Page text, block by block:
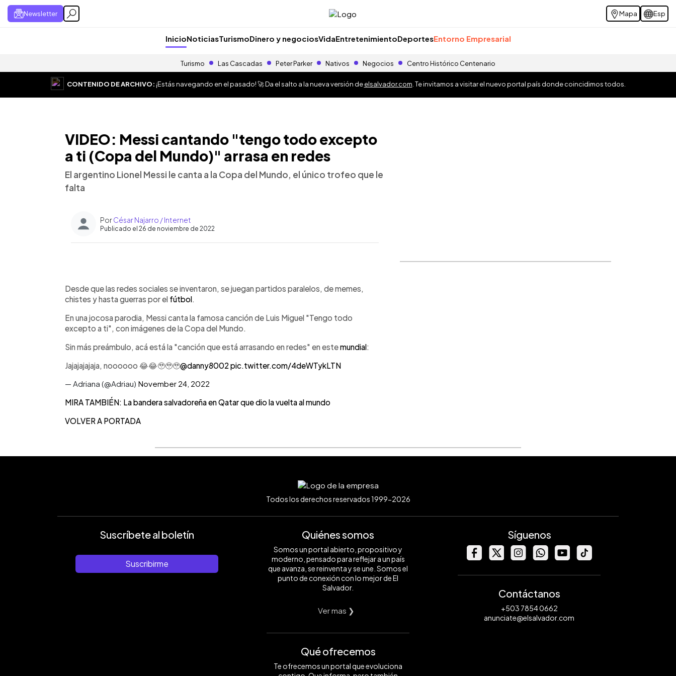
Newsletter Mapa Esp
InicioNoticiasTurismoDinero y negociosVidaEntretenimientoDeportesEntorno Empresarial
Turismo Las Cascadas Peter Parker Nativos Negocios Centro Histórico Centenario
CONTENIDO DE ARCHIVO:¡Estás navegando en el pasado! 🚀 Da el salto a la nueva versión deelsalvador.com . Te invitamos a visitar el nuevo portal país donde coincidimos todos.
VIDEO: Messi cantando "tengo todo excepto
a ti (Copa del Mundo)" arrasa en redes
El argentino Lionel Messi le canta a la Copa del Mundo, el único trofeo que le
falta
PorCésar Najarro / Internet
Publicado el 26 de noviembre de 2022
Escuchar artículo
Desde que las redes sociales se inventaron, se juegan partidos paralelos, de memes,
chistes y hasta guerras por el fútbol.
En una jocosa parodia, Messi canta la famosa canción de Luis Miguel "Tengo todo
excepto a ti", con imágenes de la Copa del Mundo.
Sin más preámbulo, acá está la "canción que está arrasando en redes" en estemundial:
Jajajajajaja, noooooo 😂😂🥹🥹🥹@danny8002pic.twitter.com/4deWTykLTN
— Adriana (@Adriau) November 24, 2022
MIRA TAMBIÉN: La bandera salvadoreña en Qatar que dio la vuelta al mundo
VOLVER A PORTADA
Todos los derechos reservados 1999-2026
Suscríbete al boletín
Suscribirme
Quiénes somos
Somos un portal abierto, propositivo y
moderno, pensado para reflejar a un país
que avanza, se reinventa y se une. Somos el
punto de conexión con lo mejor de El
Salvador.
Ver mas ❯
Qué ofrecemos
Te ofrecemos un portal que evoluciona
Síguenos
Contáctanos
+503 7854 0662
anunciate@elsalvador.com